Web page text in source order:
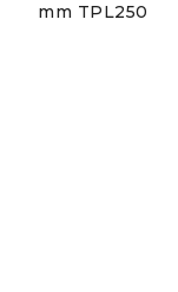
mm TPL250